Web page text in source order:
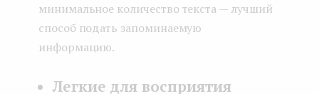
минимальное количество текста — лучший
способ подать запоминаемую
информацию.
Легкие для восприятия